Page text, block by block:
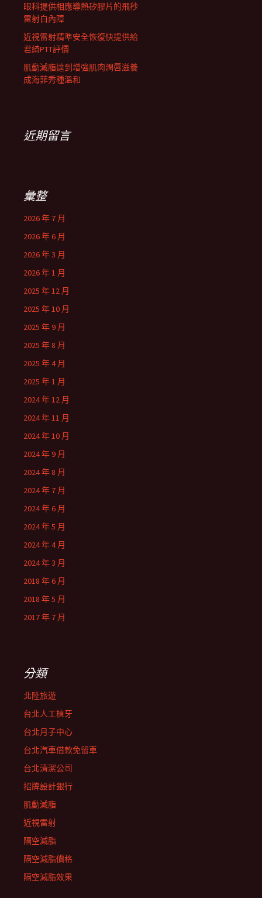
眼科提供相應導熱矽膠片的飛秒
雷射白內障
近視雷射精準安全恢復快提供給
君綺PTT評價
肌動減脂達到增強肌肉潤唇滋養
成海菲秀種溫和
近期留言
彙整
2026 年 7 月
2026 年 6 月
2026 年 3 月
2026 年 1 月
2025 年 12 月
2025 年 10 月
2025 年 9 月
2025 年 8 月
2025 年 4 月
2025 年 1 月
2024 年 12 月
2024 年 11 月
2024 年 10 月
2024 年 9 月
2024 年 8 月
2024 年 7 月
2024 年 6 月
2024 年 5 月
2024 年 4 月
2024 年 3 月
2018 年 6 月
2018 年 5 月
2017 年 7 月
分類
北陸旅遊
台北人工植牙
台北月子中心
台北汽車借款免留車
台北清潔公司
招牌設計銀行
肌動減脂
近視雷射
隔空減脂
隔空減脂價格
隔空減脂效果